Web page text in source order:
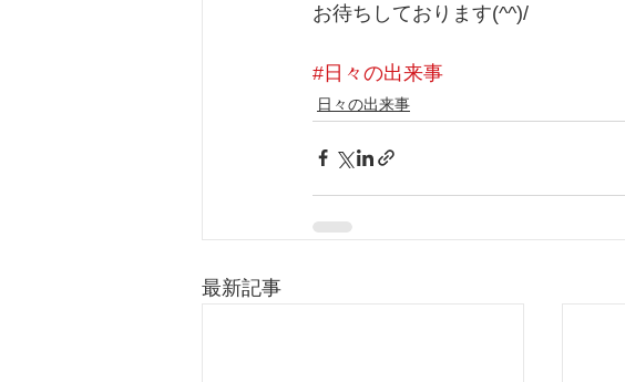
お待ちしております(^^)/
#日々の出来事
日々の出来事
最新記事